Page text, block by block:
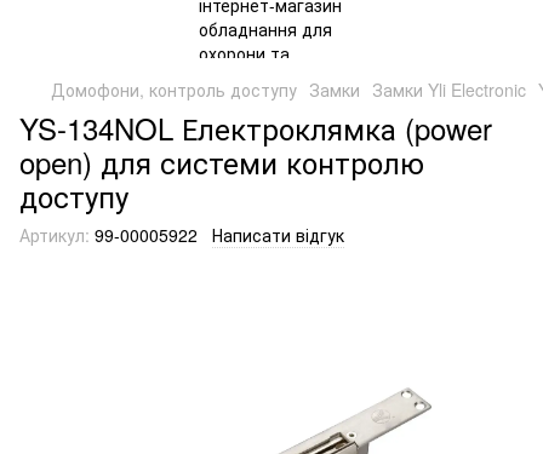
Домофони, контроль доступу Замки Замки Yli Electronic
YS-134NOL Електроклямка (power
open) для системи контролю
доступу
Артикул: 99-00005922 Написати відгук